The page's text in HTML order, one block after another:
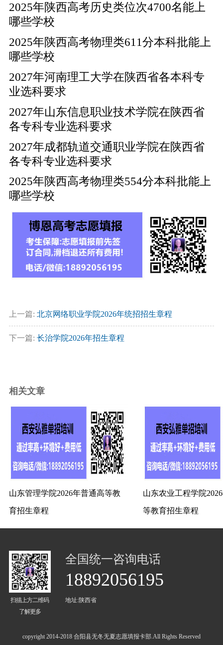
2025年陕西高考历史类位次4700名能上
哪些学校
2025年陕西高考物理类611分本科批能上
哪些学校
2027年河南理工大学在陕西省各本科专
业选科要求
2027年山东信息职业技术学院在陕西省
各专科专业选科要求
2027年成都轨道交通职业学院在陕西省
各专科专业选科要求
2025年陕西高考物理类554分本科批能上
哪些学校
上一篇: 北京网络职业学院2026年统招招生章程
下一篇: 长治学院2026年招生章程
相关文章
山东管理学院2026年普通高等教
育招生章程
山东农业工程学院
等教育招生章程
扫描上方二维码
了解更多
全国统一咨询电话
18892056195
地址:陕西省
copyright 2014-2018 合阳县无冬无夏志愿填报卡部.All Rights Reserved